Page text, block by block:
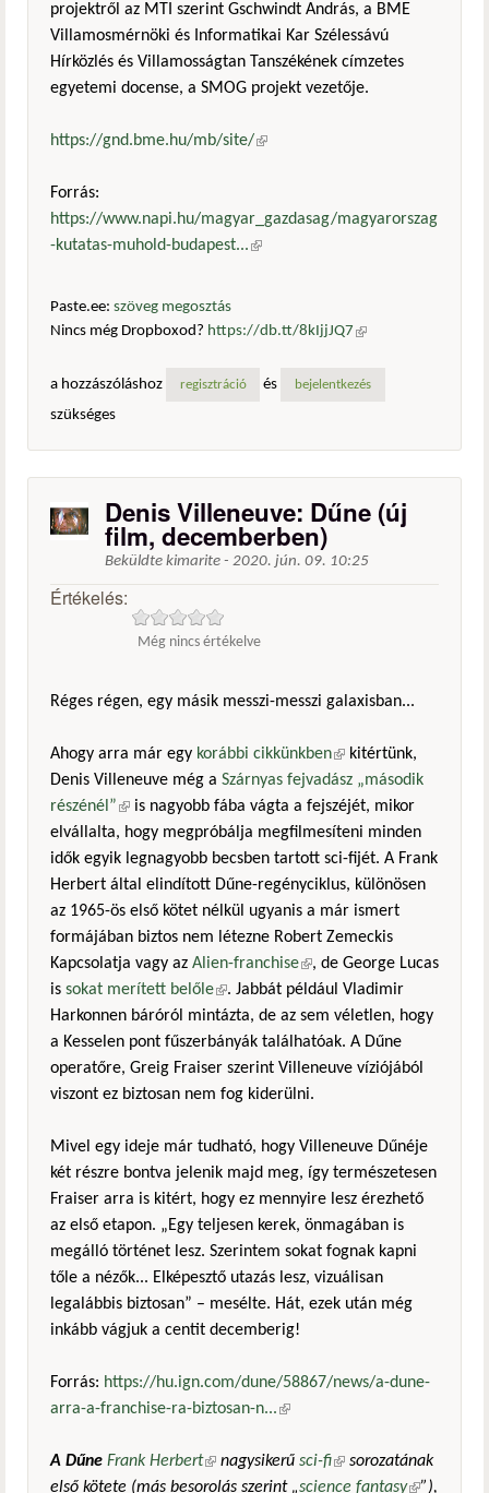
projektről az MTI szerint Gschwindt András, a BME
Villamosmérnöki és Informatikai Kar Szélessávú
Hírközlés és Villamosságtan Tanszékének címzetes
egyetemi docense, a SMOG projekt vezetője.
https://gnd.bme.hu/mb/site/(külső hivatkozás)
Forrás:
https://www.napi.hu/magyar_gazdasag/magyarorszag
-kutatas-muhold-budapest...(külső hivatkozás)
Paste.ee: szöveg megosztás
Nincs még Dropboxod? https://db.tt/8kIjjJQ7 (külső
a hozzászóláshoz
regisztráció és bejelentkezés
szükséges
Denis Villeneuve: Dűne (új
film, decemberben)
Beküldte kimarite - 2020. jún. 09. 10:25
Értékelés:
Még nincs értékelve
Réges régen, egy másik messzi-messzi galaxisban...
Ahogy arra már egy korábbi cikkünkben(külső hivatkozás)
kitértünk,
Denis Villeneuve még a Szárnyas fejvadász „második
részénél”(külső hivatkozás)
is nagyobb fába vágta a fejszéjét, mikor
elvállalta, hogy megpróbálja megfilmesíteni minden
idők egyik legnagyobb becsben tartott sci-fijét. A Frank
Herbert által elindított Dűne-regényciklus, különösen
az 1965-ös első kötet nélkül ugyanis a már ismert
formájában biztos nem létezne Robert Zemeckis
Kapcsolatja vagy az Alien-franchise(külső hivatkozás)
, de George Lucas
is sokat merített belőle(külső hivatkozás)
. Jabbát például Vladimir
Harkonnen báróról mintázta, de az sem véletlen, hogy
a Kesselen pont fűszerbányák találhatóak. A Dűne
operatőre, Greig Fraiser szerint Villeneuve víziójából
viszont ez biztosan nem fog kiderülni.
Mivel egy ideje már tudható, hogy Villeneuve Dűnéje
két részre bontva jelenik majd meg, így természetesen
Fraiser arra is kitért, hogy ez mennyire lesz érezhető
az első etapon. „Egy teljesen kerek, önmagában is
megálló történet lesz. Szerintem sokat fognak kapni
tőle a nézők... Elképesztő utazás lesz, vizuálisan
legalábbis biztosan” – mesélte. Hát, ezek után még
inkább vágjuk a centit decemberig!
Forrás: https://hu.ign.com/dune/58867/news/a-dune-
arra-a-franchise-ra-biztosan-n...(külső hivatkozás)
A Dűne Frank Herbert(külső hivatkozás)
nagysikerű sci-fi(külső hivatkozás)
sorozatának
első kötete (más besorolás szerint „science fantasy(külső
”),